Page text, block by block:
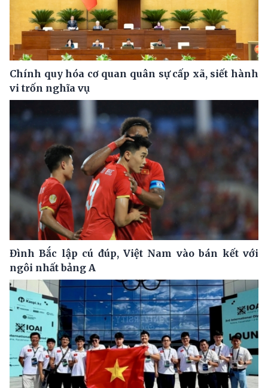
Chính quy hóa cơ quan quân sự cấp xã, siết hành
vi trốn nghĩa vụ
Đình Bắc lập cú đúp, Việt Nam vào bán kết với
ngôi nhất bảng A